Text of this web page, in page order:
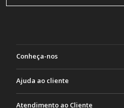
Conheça-nos
Ajuda ao cliente
Atendimento ao Cliente